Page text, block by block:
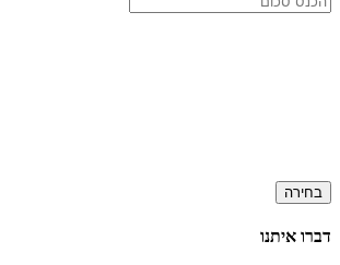
בחירה
דברו איתנו